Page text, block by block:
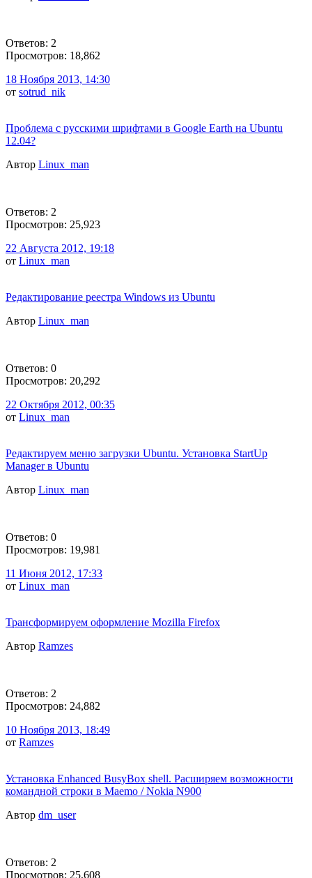
Ответов: 2
Просмотров: 18,862
18 Ноября 2013, 14:30
от sotrud_nik
Проблема с русскими шрифтами в Google Earth на Ubuntu
12.04?
Автор Linux_man
Ответов: 2
Просмотров: 25,923
22 Августа 2012, 19:18
от Linux_man
Редактирование реестра Windows из Ubuntu
Автор Linux_man
Ответов: 0
Просмотров: 20,292
22 Октября 2012, 00:35
от Linux_man
Редактируем меню загрузки Ubuntu. Установка StartUp
Manager в Ubuntu
Автор Linux_man
Ответов: 0
Просмотров: 19,981
11 Июня 2012, 17:33
от Linux_man
Трансформируем оформление Mozilla Firefox
Автор Ramzes
Ответов: 2
Просмотров: 24,882
10 Ноября 2013, 18:49
от Ramzes
Установка Enhanced BusyBox shell. Расширяем возможности
командной строки в Maemo / Nokia N900
Автор dm_user
Ответов: 2
Просмотров: 25,608